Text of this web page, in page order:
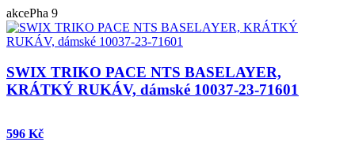
akcePha 9
SWIX TRIKO PACE NTS BASELAYER,
KRÁTKÝ RUKÁV, dámské 10037-23-71601
596 Kč